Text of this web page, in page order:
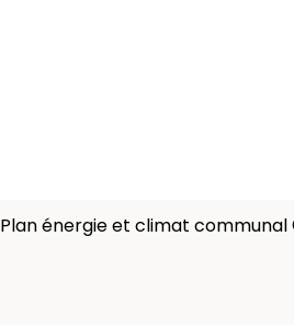
Plan énergie et climat